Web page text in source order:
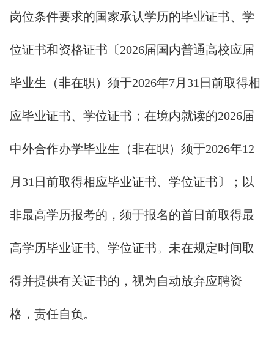
岗位条件要求的国家承认学历的毕业证书、学
位证书和资格证书〔2026届国内普通高校应届
毕业生（非在职）须于2026年7月31日前取得相
应毕业证书、学位证书；在境内就读的2026届
中外合作办学毕业生（非在职）须于2026年12
月31日前取得相应毕业证书、学位证书〕；以
非最高学历报考的，须于报名的首日前取得最
高学历毕业证书、学位证书。未在规定时间取
得并提供有关证书的，视为自动放弃应聘资
格，责任自负。